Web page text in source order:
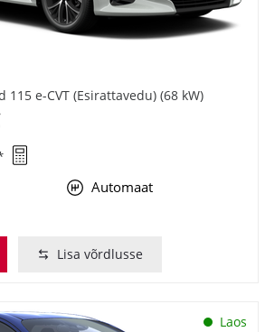
115 e-CVT (Esirattavedu) (68 kW)
Automaat
Lisa võrdlusse
Laos